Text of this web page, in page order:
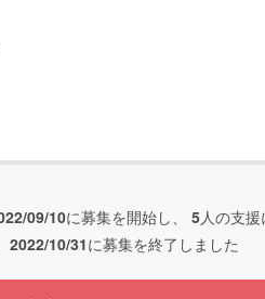
09/10に募集を開始し、 5人の支援
2022/10/31に募集を終了しました